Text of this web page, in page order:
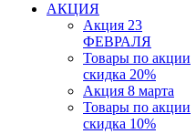
АКЦИЯ
Акция 23
ФЕВРАЛЯ
Товары по акции
скидка 20%
Акция 8 марта
Товары по акции
скидка 10%